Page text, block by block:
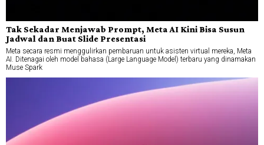
Tak Sekadar Menjawab Prompt, Meta AI Kini Bisa Susun
Jadwal dan Buat Slide Presentasi
Meta secara resmi menggulirkan pembaruan untuk asisten virtual mereka, Meta
AI. Ditenagai oleh model bahasa (Large Language Model) terbaru yang dinamakan
Muse Spark